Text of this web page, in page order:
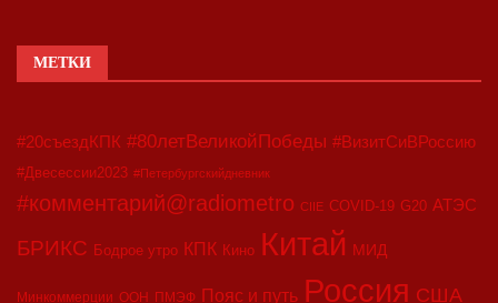
МЕТКИ
#20съездКПК #80летВеликойПобеды #ВизитСиВРоссию
#Двесессии2023 #Петербургскийдневник
#комментарий@radiometro CIIE COVID-19 G20 АТЭС
БРИКС Бодрое утро КПК Кино Китай МИД
Минкоммерции ООН ПМЭФ Пояс и путь Россия США